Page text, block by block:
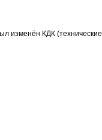
изменён КДК (технические